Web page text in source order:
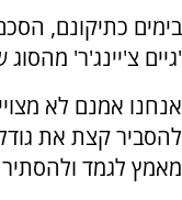
בימים כתיקונם,
'גיים צ'יינג'ר'
אנחנו אמנם לא
להסביר קצת את
מאמץ לגמד ולהסתיר